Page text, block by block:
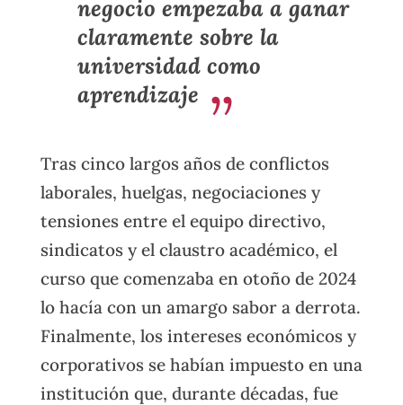
negocio empezaba a ganar
claramente sobre la
universidad como
aprendizaje
Tras cinco largos años de conflictos
laborales, huelgas, negociaciones y
tensiones entre el equipo directivo,
sindicatos y el claustro académico, el
curso que comenzaba en otoño de 2024
lo hacía con un amargo sabor a derrota.
Finalmente, los intereses económicos y
corporativos se habían impuesto en una
institución que, durante décadas, fue